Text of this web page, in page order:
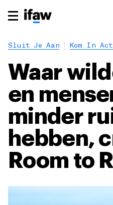
Sluit Je Aan Kom In
Waar
en
minder
hebben,
Room to